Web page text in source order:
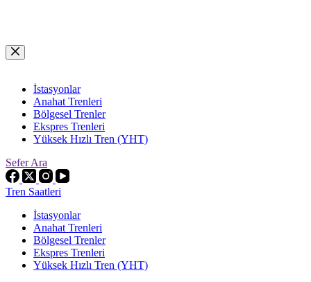
Skip
to
İstasyonlar
Anahat Trenleri
Bölgesel Trenler
Ekspres Trenleri
Yüksek Hızlı Tren (YHT)
Sefer Ara
Tren Saatleri
İstasyonlar
Anahat Trenleri
Bölgesel Trenler
Ekspres Trenleri
Yüksek Hızlı Tren (YHT)